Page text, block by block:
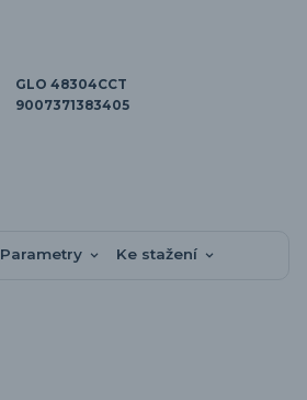
GLO 48304CCT
9007371383405
Parametry Ke stažení